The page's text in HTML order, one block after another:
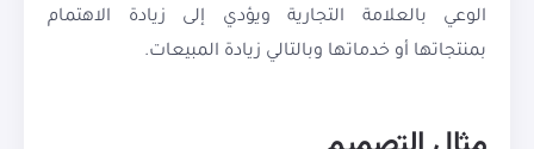
الوعي بالعلامة التجارية ويؤدي إلى زيادة الاهتمام
بمنتجاتها أو خدماتها وبالتالي زيادة المبيعات.